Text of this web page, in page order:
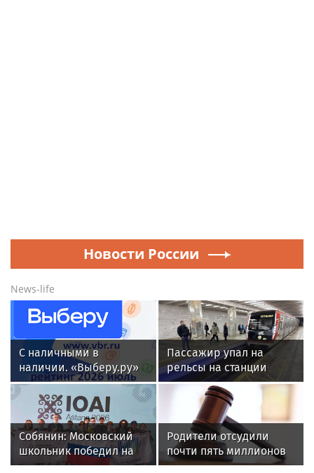
Новости России
News-life
С наличными в
наличии. «Выберу.ру»
составил рейтинг
кредитных карт для
снятия денег за июль
2026 года
Пассажир упал на
рельсы на станции
метро «Полежаевская»
Собянин: Московский
школьник победил на
олимпиаде по
Родители отсудили
почти пять миллионов
рублей у детсада в